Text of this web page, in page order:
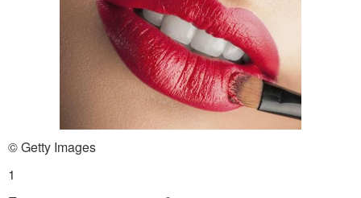
© Getty Images
1